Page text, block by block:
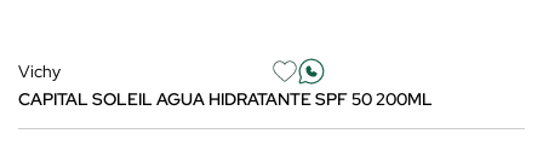
Vichy
CAPITAL SOLEIL AGUA HIDRATANTE SPF 50 200ML